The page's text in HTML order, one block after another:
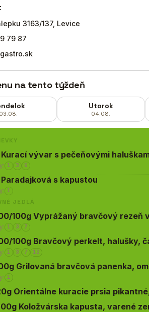
3163/137, Levice
79 87
na tento týždeň
03.08.
Utorok
04.08.
vývar s pečeňovými
1 3 9
s kapustou
1
JEDLÁ
100g Vyprážaný bravčový rezeň
1 3 7
100g Bravčový perkelt, halušky,
1 3 7 12
Grilovaná bravčová panenka,
1
Orientálne kuracie prsia
Koložvárska kapusta, varené